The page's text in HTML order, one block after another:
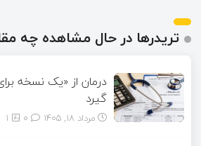
تریدرها در حال مشاهده چه
درمان از «یک نسخه
گیرد
مرداد ۱۸, ۱۴۰۵ 1